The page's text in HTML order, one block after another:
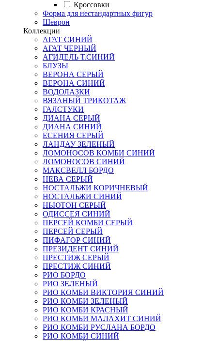
Кроссовки
Форма для нестандартных фигур
Шеврон
Коллекции
АГАТ СИНИЙ
АГАТ ЧЕРНЫЙ
АГИДЕЛЬ Т.СИНИЙ
БЛУЗЫ
ВЕРОНА СЕРЫЙ
ВЕРОНА СИНИЙ
ВОДОЛАЗКИ
ВЯЗАНЫЙ ТРИКОТАЖ
ГАЛСТУКИ
ДИАНА СЕРЫЙ
ДИАНА СИНИЙ
ЕСЕНИЯ СЕРЫЙ
ЛАНДАУ ЗЕЛЕНЫЙ
ЛОМОНОСОВ КОМБИ СИНИЙ
ЛОМОНОСОВ СИНИЙ
МАКСВЕЛЛ БОРДО
НЕВА СЕРЫЙ
НОСТАЛЬЖИ КОРИЧНЕВЫЙ
НОСТАЛЬЖИ СИНИЙ
НЬЮТОН СЕРЫЙ
ОДИССЕЯ СИНИЙ
ПЕРСЕЙ КОМБИ СЕРЫЙ
ПЕРСЕЙ СЕРЫЙ
ПИФАГОР СИНИЙ
ПРЕЗИДЕНТ СИНИЙ
ПРЕСТИЖ СЕРЫЙ
ПРЕСТИЖ СИНИЙ
РИО БОРДО
РИО ЗЕЛЕНЫЙ
РИО КОМБИ ВИКТОРИЯ СИНИЙ
РИО КОМБИ ЗЕЛЕНЫЙ
РИО КОМБИ КРАСНЫЙ
РИО КОМБИ МАЛАХИТ СИНИЙ
РИО КОМБИ РУСЛАНА БОРДО
РИО КОМБИ СИНИЙ